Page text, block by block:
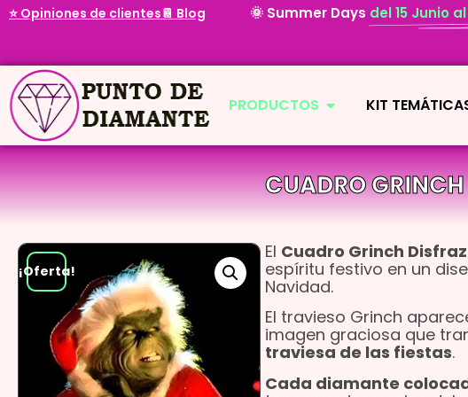
⭐ Opiniones de clientes📔 Blog 🌞 Summer Days del 15 Junio
PRODUCTOS KIT
CUADRO
¡Oferta!
El Cuadro Grinch
espíritu festivo en un
Navidad.
El travieso Grinch
imagen graciosa que
traviesa de las fiestas.
Cada diamante